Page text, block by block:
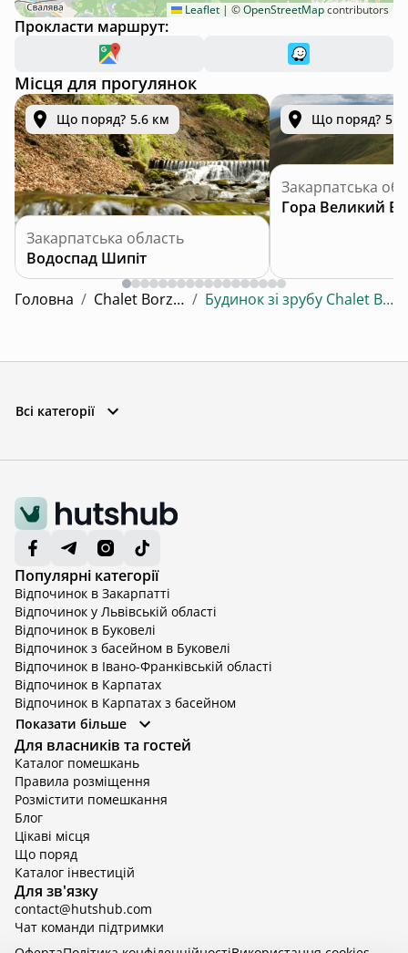
Leaflet | ©OpenStreetMapcontributors
Прокласти маршрут:
Місця для прогулянок
Що поряд? 5.6 км
Закарпатська область
Водоспад Шипіт
Що поряд? 5.7
Закарпатська
Гора Великий
Головна / Chalet Borzhava / Будинок зі зрубу Chalet Borzhava
Всі категорії
Популярні категорії
Відпочинок в Закарпатті
Відпочинок у Львівській області
Відпочинок в Буковелі
Відпочинок з басейном в Буковелі
Відпочинок в Івано-Франківській області
Відпочинок в Карпатах
Відпочинок в Карпатах з басейном
Відпочинок в Київській області
Відпочинок в Київській області з басейном
Відпочинок в Тернопільській області
Відпочинок у Вінницькій області
Відпочинок в Яремче
Відпочинок у Львівській області з басейном
Відпочинок з басейном в Тернопільській області
Показати більше
Для власників та гостей
Каталог помешкань
Правила розміщення
Розмістити помешкання
Блог
Цікаві місця
Що поряд
Каталог інвестицій
Для зв'язку
contact@hutshub.com
Чат команди підтримки